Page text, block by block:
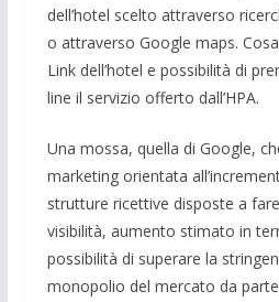
dell’hotel scelto attraverso
o attraverso Google maps.
Link dell’hotel e possibilità di
line il servizio offerto dall’HPA.
Una mossa, quella di Google,
marketing orientata
strutture ricettive disposte a
visibilità, aumento stimato in
possibilità di superare la
monopolio del mercato da